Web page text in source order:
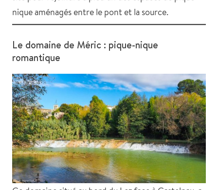
nique aménagés entre le pont et la source.
Le domaine de Méric : pique-nique
romantique